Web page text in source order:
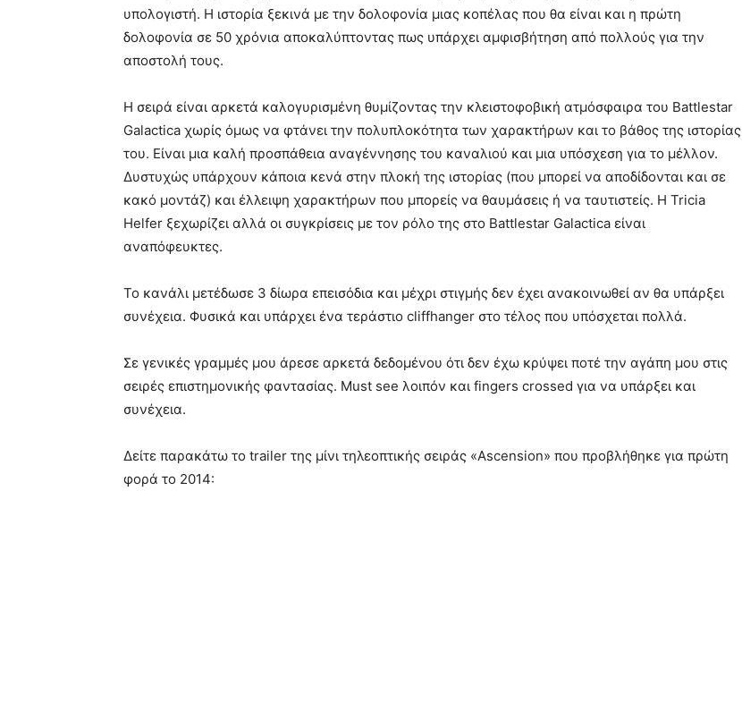
υπολογιστή. Η ιστορία ξεκινά με την δολοφονία μιας κοπέλας που θα είναι και η πρώτη
δολοφονία σε 50 χρόνια αποκαλύπτοντας πως υπάρχει αμφισβήτηση από πολλούς για την
αποστολή τους.
Η σειρά είναι αρκετά καλογυρισμένη θυμίζοντας την κλειστοφοβική ατμόσφαιρα του Battlestar
Galactica χωρίς όμως να φτάνει την πολυπλοκότητα των χαρακτήρων και το βάθος της ιστορίας
του. Είναι μια καλή προσπάθεια αναγέννησης του καναλιού και μια υπόσχεση για το μέλλον.
Δυστυχώς υπάρχουν κάποια κενά στην πλοκή της ιστορίας (που μπορεί να αποδίδονται και σε
κακό μοντάζ) και έλλειψη χαρακτήρων που μπορείς να θαυμάσεις ή να ταυτιστείς. Η Tricia
Helfer ξεχωρίζει αλλά οι συγκρίσεις με τον ρόλο της στο Battlestar Galactica είναι
αναπόφευκτες.
Το κανάλι μετέδωσε 3 δίωρα επεισόδια και μέχρι στιγμής δεν έχει ανακοινωθεί αν θα υπάρξει
συνέχεια. Φυσικά και υπάρχει ένα τεράστιο cliffhanger στο τέλος που υπόσχεται πολλά.
Σε γενικές γραμμές μου άρεσε αρκετά δεδομένου ότι δεν έχω κρύψει ποτέ την αγάπη μου στις
σειρές επιστημονικής φαντασίας. Must see λοιπόν και fingers crossed για να υπάρξει και
συνέχεια.
Δείτε παρακάτω το trailer της μίνι τηλεοπτικής σειράς «Ascension» που προβλήθηκε για πρώτη
φορά το 2014: